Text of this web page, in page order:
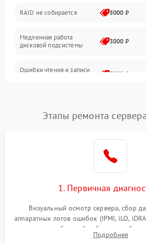
Контроллеры и интерфейсы
Виртуализация и сервисы
Программные сбои
Влага и внешные воздействия
RAID не собирается 5000 ₽
Медленная работа
дисковой подсистемы
3000 ₽
Ошибки чтения и записи
3500 ₽
Этапы ремонта
1. Первичная
Визуальный осмотр сервера, сбор
аппаратных логов ошибок (IPMI, iLO,
питания и базовой
корпуса для быстрой
Подробнее